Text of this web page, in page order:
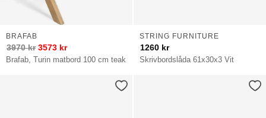
Brafab, Turin matbord 100 cm teak
BRAFAB
3970kr 3573 kr
Skrivbordslåda 61x30x3 Vit
STRING FURNITURE
1260 kr